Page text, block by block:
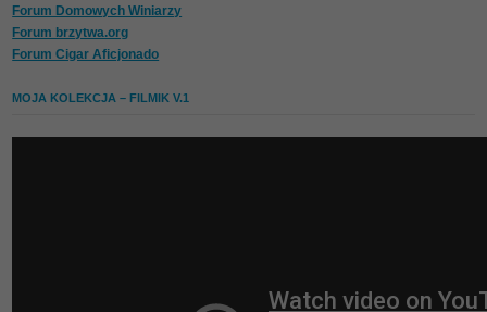
Forum Domowych Winiarzy
Forum brzytwa.org
Forum Cigar Aficjonado
MOJA KOLEKCJA – FILMIK V.1